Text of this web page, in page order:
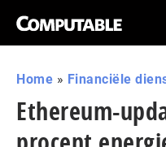
Home » Financiële
Ethereum-